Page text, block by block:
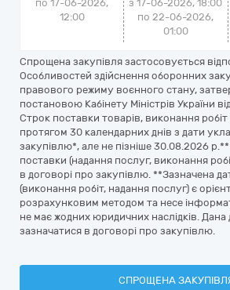
по 17-06-2026,
12:00
з 17-06-2026, 18:00
по 22-06-2026,
01:00
Спрощена закупівля застосовується
Особливостей здійснення оборонних
правового режиму воєнного стану,
постановою Кабінету Міністрів України
Строк поставки товарів, виконання
протягом 30 календарних днів з дати
закупівлю*, але не пізніше 30.08.2026
поставки (надання послуг, виконання
в договорі про закупівлю. **Зазначена
(виконання робіт, надання послуг) є
розрахунковим методом та несе
не має жодних юридичних наслідків. Дана
зазначатися в договорі про закупівлю.
СПРОЩЕНА